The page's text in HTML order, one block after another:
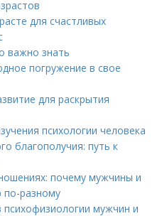
для счастливых
важно знать
погружение в свое
для раскрытия
психологии человека
благополучия: путь к
почему мужчины и
разному
психофизиологии мужчин и